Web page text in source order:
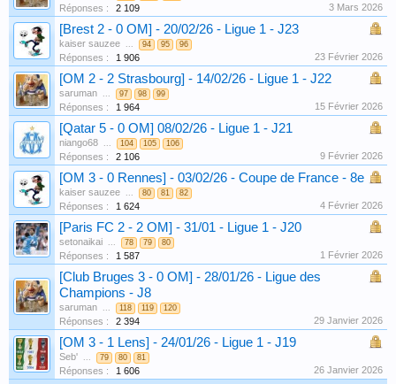
Réponses : 2 109 3 Mars 2026
[Brest 2 - 0 OM] - 20/02/26 - Ligue 1 - J23
kaiser sauzee ... 94 95 96
Réponses : 1 906 23 Février 2026
[OM 2 - 2 Strasbourg] - 14/02/26 - Ligue 1 - J22
saruman ... 97 98 99
Réponses : 1 964 15 Février 2026
[Qatar 5 - 0 OM] 08/02/26 - Ligue 1 - J21
niango68 ... 104 105 106
Réponses : 2 106 9 Février 2026
[OM 3 - 0 Rennes] - 03/02/26 - Coupe de France - 8e
kaiser sauzee ... 80 81 82
Réponses : 1 624 4 Février 2026
[Paris FC 2 - 2 OM] - 31/01 - Ligue 1 - J20
setonaikai ... 78 79 80
Réponses : 1 587 1 Février 2026
[Club Bruges 3 - 0 OM] - 28/01/26 - Ligue des
Champions - J8
saruman ... 118 119 120
Réponses : 2 394 29 Janvier 2026
[OM 3 - 1 Lens] - 24/01/26 - Ligue 1 - J19
Seb' ... 79 80 81
Réponses : 1 606
26 Janvier 2026